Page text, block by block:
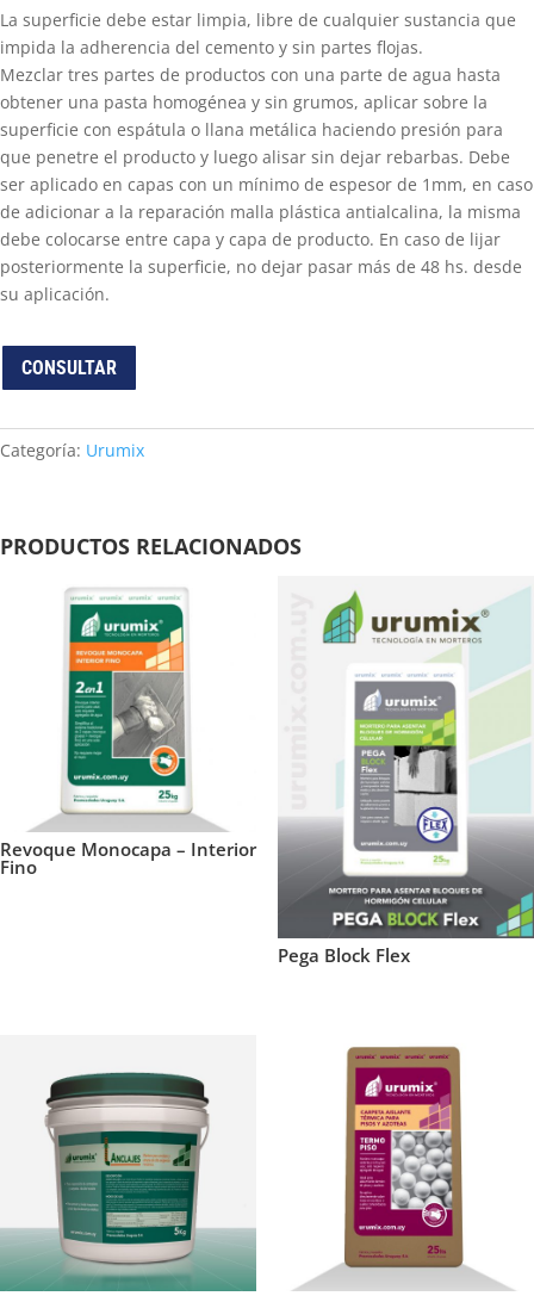
La superficie debe estar limpia, libre de cualquier sustancia que
impida la adherencia del cemento y sin partes flojas.
Mezclar tres partes de productos con una parte de agua hasta
obtener una pasta homogénea y sin grumos, aplicar sobre la
superficie con espátula o llana metálica haciendo presión para
que penetre el producto y luego alisar sin dejar rebarbas. Debe
ser aplicado en capas con un mínimo de espesor de 1mm, en caso
de adicionar a la reparación malla plástica antialcalina, la misma
debe colocarse entre capa y capa de producto. En caso de lijar
posteriormente la superficie, no dejar pasar más de 48 hs. desde
su aplicación.
CONSULTAR
Categoría: Urumix
PRODUCTOS RELACIONADOS
Revoque Monocapa – Interior
Fino
Pega Block Flex